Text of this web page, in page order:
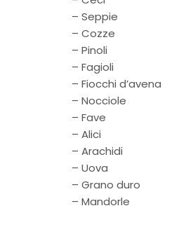
– Seppie
– Cozze
– Pinoli
– Fagioli
– Fiocchi d’avena
– Nocciole
– Fave
– Alici
– Arachidi
– Uova
– Grano duro
– Mandorle